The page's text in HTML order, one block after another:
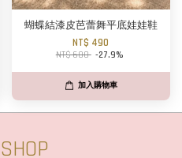
蝴蝶結漆皮芭蕾舞平底娃娃鞋
NT$ 490
NT$ 680 -27.9%
加入購物車